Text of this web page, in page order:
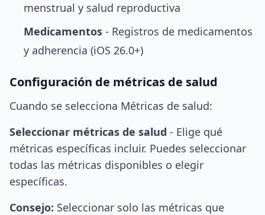
menstrual y salud reproductiva
Medicamentos - Registros de medicamentos
y adherencia (iOS 26.0+)
Configuración de métricas de salud
Cuando se selecciona Métricas de salud:
Seleccionar métricas de salud - Elige qué
métricas específicas incluir. Puedes seleccionar
todas las métricas disponibles o elegir
específicas.
Consejo: Seleccionar solo las métricas que